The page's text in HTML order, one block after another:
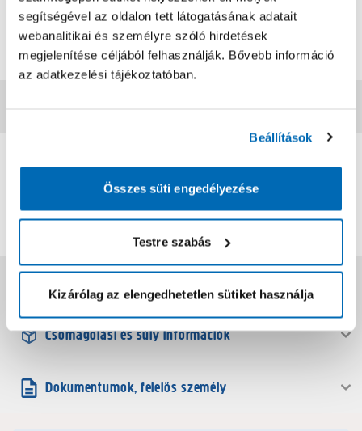
segítségével az oldalon tett látogatásának adatait
webanalitikai és személyre szóló hirdetések
megjelenítése céljából felhasználják. Bővebb információ
az adatkezelési tájékoztatóban.
Beállítások
Összes süti engedélyezése
Testre szabás
Kizárólag az elengedhetetlen sütiket használja
Termék méret mélysége: 10.5 cm
Termék méret szélesség
Termék méret magasság: 20 cm
EAN: 5998795741305
0 0értékelés
Értékelés írása
Csomagolási és súly információk
Dokumentumok, felelős személy